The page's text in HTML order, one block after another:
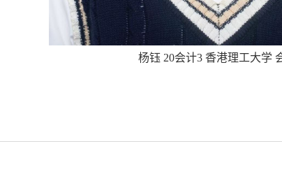
杨钰 20会计3 香港理工大学